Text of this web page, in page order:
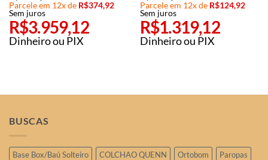
Parcele em 12x de R$374,92
Sem juros
R$3.959,12
Dinheiro ou PIX
Parcele em 12x de R$124,92
Sem juros
R$1.319,12
Dinheiro ou PIX
BUSCAS
Base Box/Baú Solteiro COLCHAO QUENN Ortobom
Paropas